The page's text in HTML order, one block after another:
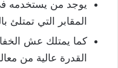
يوجد من يستخدمه
المقابر التي تمتلئ
كما يمتلك عش
القدرة عالية من